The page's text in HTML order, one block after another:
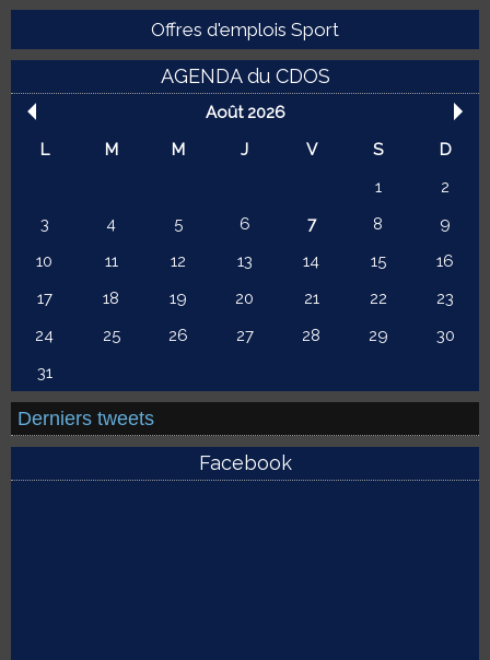
Offres d'emplois Sport
AGENDA du CDOS
Août 2026
L
M M J V S
D
1
2
3
4 5 6 7 8
9
10
11 12 13 14 15
16
17
18 19 20 21 22
23
24
25 26 27 28 29
30
31
Derniers tweets
Facebook